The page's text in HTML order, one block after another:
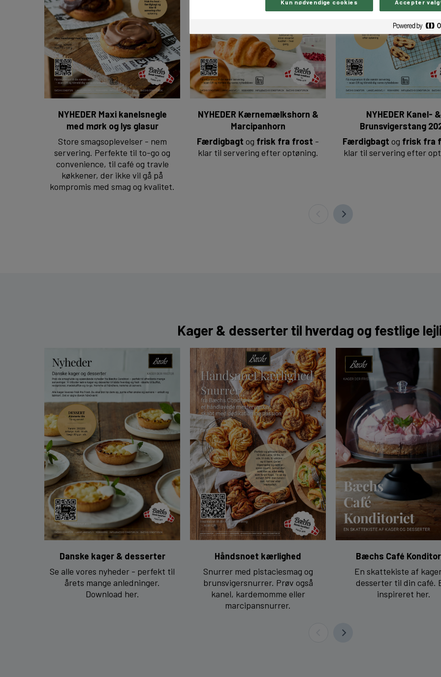
NYHEDER Maxi kanelsnegle
med mørk og lys glasur
Store smagsoplevelser - nem
servering. Perfekte til to-go og
convenience, til café og travle
køkkener, der ikke vil gå på
kompromis med smag og kvalitet.
NYHEDER Kærnemælkshorn &
Marcipanhorn
Færdigbagt og frisk fra frost -
klar til servering efter optøning.
NYHEDER Kanel- &
Brunsvigerstang
Færdigbagt og frisk fra
klar til servering efter
Kager & desserter til hverdag og festlige
Danske kager & desserter
Se alle vores nyheder - perfekt til
årets mange anledninger.
Download her.
Nyheder fra Bæchs Conditori til efteråret serveringer 2025
Håndsnoet kærlighed
Snurrer med pistaciesmag og
brunsvigersnurrer. Prøv også
kanel, kardemomme eller
marcipansnurrer.
Bæchs Snurrer Sortiment 2024
Bæchs Café
En skattekiste af
desserter til din café.
inspireret her.
Bæchs
Kun nødvendige cookies Accepter